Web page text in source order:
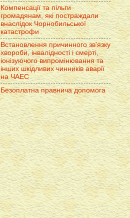
Компенсації та пільги
громадянам, які постраждали
внаслідок Чорнобильської
катастрофи
Встановлення причинного зв'язку
хвороби, інвалідності і смерті,
іонізуючого випромінювання та
інших шкідливих чинників аварії
на ЧАЕС
Безоплатна правнича допомога